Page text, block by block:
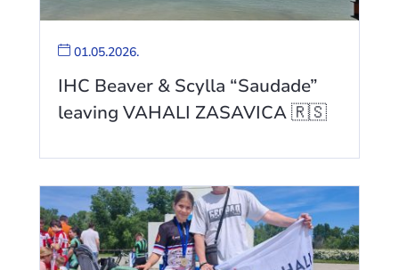
01.05.2026.
IHC Beaver & Scylla “Saudade”
leaving VAHALI ZASAVICA 🇷🇸